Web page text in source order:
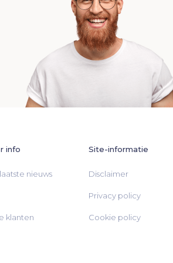
info
nieuws
klanten
Site-informatie
Disclaimer
Privacy policy
Cookie policy